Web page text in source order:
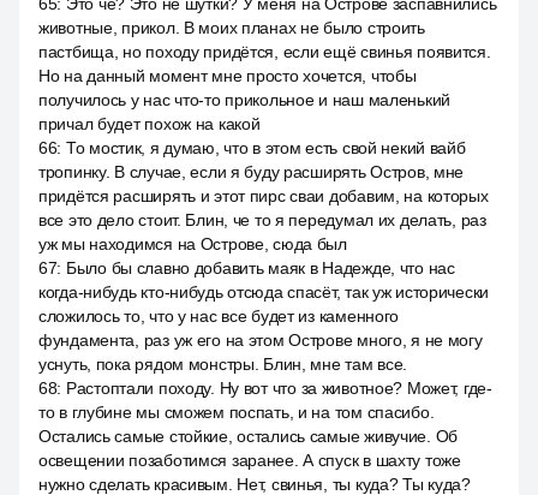
животные, прикол. В моих планах не было строить
пастбища, но походу придётся, если ещё свинья появится.
Но на данный момент мне просто хочется, чтобы
получилось у нас что-то прикольное и наш маленький
причал будет похож на какой
66: То мостик, я думаю, что в этом есть свой некий вайб
тропинку. В случае, если я буду расширять Остров, мне
придётся расширять и этот пирс сваи добавим, на которых
все это дело стоит. Блин, че то я передумал их делать, раз
уж мы находимся на Острове, сюда был
67: Было бы славно добавить маяк в Надежде, что нас
когда-нибудь кто-нибудь отсюда спасёт, так уж исторически
сложилось то, что у нас все будет из каменного
фундамента, раз уж его на этом Острове много, я не могу
уснуть, пока рядом монстры. Блин, мне там все.
68: Растоптали походу. Ну вот что за животное? Может, где-
то в глубине мы сможем поспать, и на том спасибо.
Остались самые стойкие, остались самые живучие. Об
освещении позаботимся заранее. А спуск в шахту тоже
нужно сделать красивым. Нет, свинья, ты куда? Ты куда?